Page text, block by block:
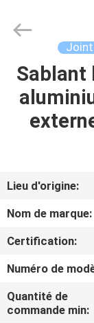
LA
MAISON
À
PROPOS
NOUS
Jingji
Technology
Rights
Reserved.Sablant
Lieu d'origine:
Nom de marque:
Certification:
Numéro de
Quantité de
commande min: